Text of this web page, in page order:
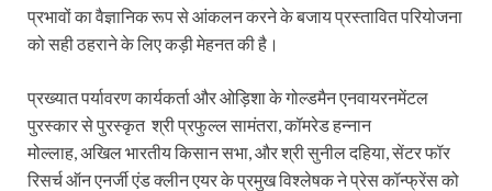
प्रभावों का वैज्ञानिक रूप से आंकलन करने के बजाय प्रस्तावित परियोजना
को सही ठहराने के लिए कड़ी मेहनत की है।
प्रख्यात पर्यावरण कार्यकर्ता और ओड़िशा के गोल्डमैन एनवायरनमेंटल
पुरस्कार से पुरस्कृत श्री प्रफुल्ल सामंतरा, कॉमरेड हन्नान
मोल्लाह, अखिल भारतीय किसान सभा, और श्री सुनील दहिया, सेंटर फॉर
रिसर्च ऑन एनर्जी एंड क्लीन एयर के प्रमुख विश्लेषक ने प्रेस कॉन्फ्रेंस को